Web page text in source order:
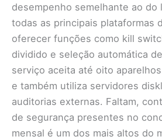
desempenho semelhante ao do
todas as principais plataformas
oferecer funções como kill
dividido e seleção automática
serviço aceita até oito
e também utiliza servidores
auditorias externas. Faltam,
de segurança presentes no
mensal é um dos mais altos do